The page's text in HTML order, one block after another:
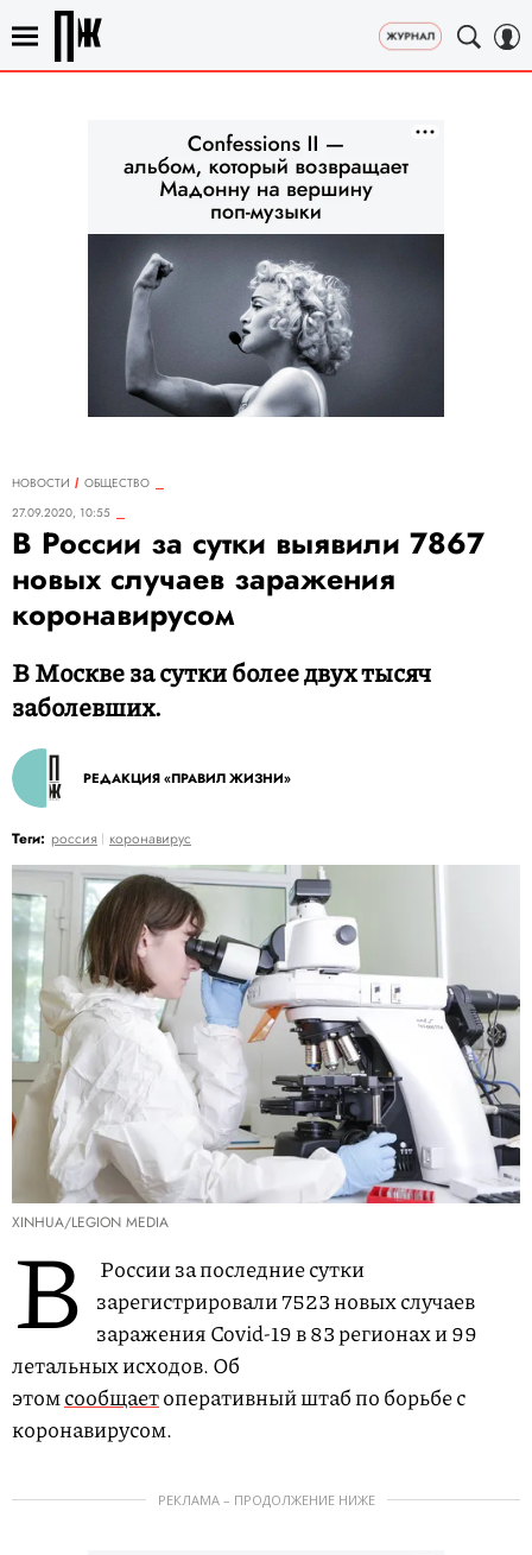
НОВОСТИ
ОБЩЕСТВО
27.09.2020, 10:55
В России за сутки выявили 7867
новых случаев заражения
коронавирусом
В Москве за сутки более двух тысяч
заболевших.
РЕДАКЦИЯ «ПРАВИЛ ЖИЗНИ»
Теги: россия коронавирус
XINHUA/LEGION MEDIA
В
России за последние сутки
зарегистрировали 7523 новых случаев
заражения Covid-19 в 83 регионах и 99
летальных исходов. Об
этомсообщаетоперативный штаб по борьбе с
коронавирусом.
РЕКЛАМА – ПРОДОЛЖЕНИЕ НИЖЕ